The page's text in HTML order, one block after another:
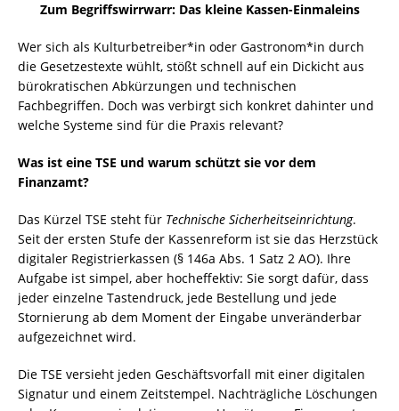
Zum Begriffswirrwarr: Das kleine Kassen-Einmaleins
Wer sich als Kulturbetreiber*in oder Gastronom*in durch
die Gesetzestexte wühlt, stößt schnell auf ein Dickicht aus
bürokratischen Abkürzungen und technischen
Fachbegriffen. Doch was verbirgt sich konkret dahinter und
welche Systeme sind für die Praxis relevant?
Was ist eine TSE und warum schützt sie vor dem
Finanzamt?
Das Kürzel TSE steht für Technische Sicherheitseinrichtung.
Seit der ersten Stufe der Kassenreform ist sie das Herzstück
digitaler Registrierkassen (§ 146a Abs. 1 Satz 2 AO). Ihre
Aufgabe ist simpel, aber hocheffektiv: Sie sorgt dafür, dass
jeder einzelne Tastendruck, jede Bestellung und jede
Stornierung ab dem Moment der Eingabe unveränderbar
aufgezeichnet wird.
Die TSE versieht jeden Geschäftsvorfall mit einer digitalen
Signatur und einem Zeitstempel. Nachträgliche Löschungen